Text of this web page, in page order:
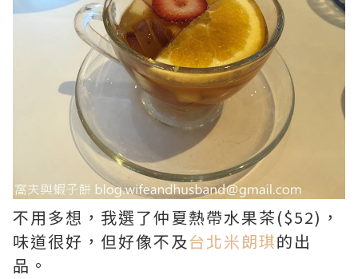
不用多想，我選了仲夏熱帶水果茶($52)，
味道很好，但好像不及台北米朗琪的出
品。